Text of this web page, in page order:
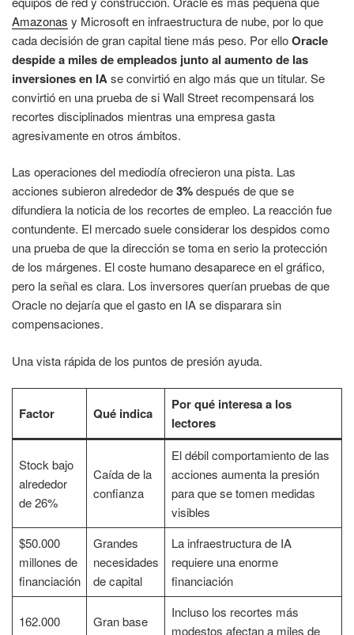
Amazonas y Microsoft en infraestructura de nube, por lo que
cada decisión de gran capital tiene más peso. Por elloOracle
despide a miles de empleados junto al aumento de las
inversiones en IAse convirtió en algo más que un titular. Se
convirtió en una prueba de si Wall Street recompensará los
recortes disciplinados mientras una empresa gasta
agresivamente en otros ámbitos.
Las operaciones del mediodía ofrecieron una pista. Las
acciones subieron alrededor de3%después de que se
difundiera la noticia de los recortes de empleo. La reacción fue
contundente. El mercado suele considerar los despidos como
una prueba de que la dirección se toma en serio la protección
de los márgenes. El coste humano desaparece en el gráfico,
pero la señal es clara. Los inversores querían pruebas de que
Oracle no dejaría que el gasto en IA se disparara sin
compensaciones.
Una vista rápida de los puntos de presión ayuda.
Factor Qué indica
Por qué interesa a los
lectores
Stock bajo
alrededor
de 26%
Caída de la
confianza
El débil comportamiento de las
acciones aumenta la presión
para que se tomen medidas
visibles
$50.000
millones de
financiación
Grandes
necesidades
de capital
La infraestructura de IA
requiere una enorme
financiación
162.000
Gran base
Incluso los recortes más
modestos afectan a miles de